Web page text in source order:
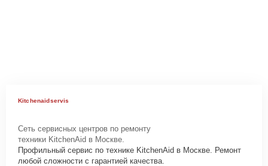
Kitchenaidservis
Сеть сервисных центров по ремонту
техники KitchenAid в Москве.
Профильный сервис по технике KitchenAid в Москве. Ремонт
любой сложности с гарантией качества.